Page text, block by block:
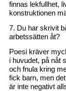
finnas lekfullhet,
konstruktionen
7. Du har skrivit
arbetssätten åt?
Poesi kräver
i huvudet, på nåt
och fnula kring
fick barn, men
är inte negativt